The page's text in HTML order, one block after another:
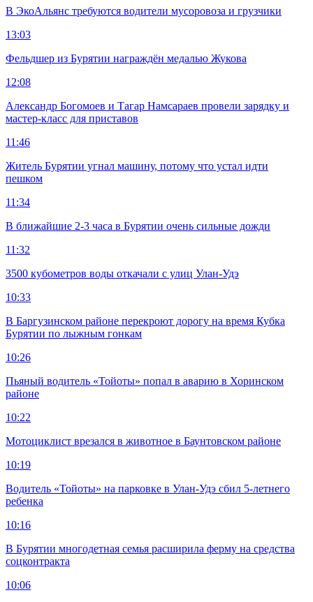
В ЭкоАльянс требуются водители мусоровоза и грузчики
13:03
Фельдшер из Бурятии награждён медалью Жукова
12:08
Александр Богомоев и Тагар Намсараев провели зарядку и
мастер-класс для приставов
11:46
Житель Бурятии угнал машину, потому что устал идти
пешком
11:34
В ближайшие 2-3 часа в Бурятии очень сильные дожди
11:32
3500 кубометров воды откачали с улиц Улан-Удэ
10:33
В Баргузинском районе перекроют дорогу на время Кубка
Бурятии по лыжным гонкам
10:26
Пьяный водитель «Тойоты» попал в аварию в Хоринском
районе
10:22
Мотоциклист врезался в животное в Баунтовском районе
10:19
Водитель «Тойоты» на парковке в Улан-Удэ сбил 5-летнего
ребенка
10:16
В Бурятии многодетная семья расширила ферму на средства
соцконтракта
10:06